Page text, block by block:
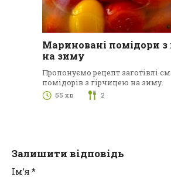
Мариновані помідори з
на зиму
Пропонуємо рецепт заготівлі
помідорів з гірчицею на зиму.
55 хв 2
Залишити відповідь
Ім’я *